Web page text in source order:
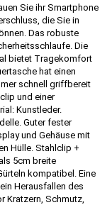
Sie ihr Smartphone
die Sie in
Das robuste
Die
bietet Tragekomfort
hat einen
schnell griffbereit
und einer
Kunstleder.
Guter fester
und Gehäuse mit
Hülle. Stahlclip +
5cm breite
kompatibel. Eine
Herausfallen des
Kratzern, Schmutz,